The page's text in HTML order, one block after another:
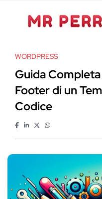
WORDPRESS
Guida
Footer di un
Codice